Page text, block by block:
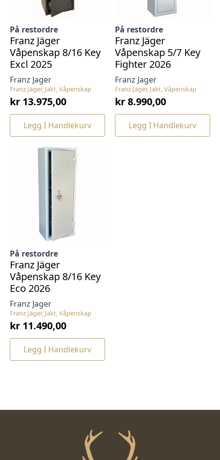
Franz Jäger, Jakt, Våpenskap
Franz Jager
På restordre
Franz Jäger
Våpenskap 8/16 Key
Excl 2025
kr 13.975,00
Legg I Handlekurv
Franz Jäger, Jakt, Våpenskap
Franz Jager
På restordre
Franz Jäger
Våpenskap 5/7 Key
Fighter 2026
kr8.990,00
Legg I Handlekurv
Franz Jäger, Jakt, Våpenskap
Franz Jager
På restordre
Franz Jäger
Våpenskap 8/16 Key
Eco 2026
kr 11.490,00
Legg I Handlekurv